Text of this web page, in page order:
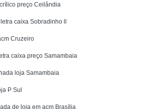
preço Ceilândia
caixa Sobradinho ll
Cruzeiro
caixa preço Samambaia
loja Samambaia
P Sul
de loja em acm Brasília